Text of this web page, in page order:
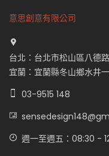
意思創意有限公司
台北：台北市松山區八德
宜蘭：宜蘭縣冬山鄉水井
03-9515 148
週一至週五：08:30 -